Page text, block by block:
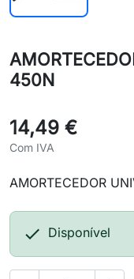
450N
14,49 €
Com IVA
AMORTECEDOR
 Disponível